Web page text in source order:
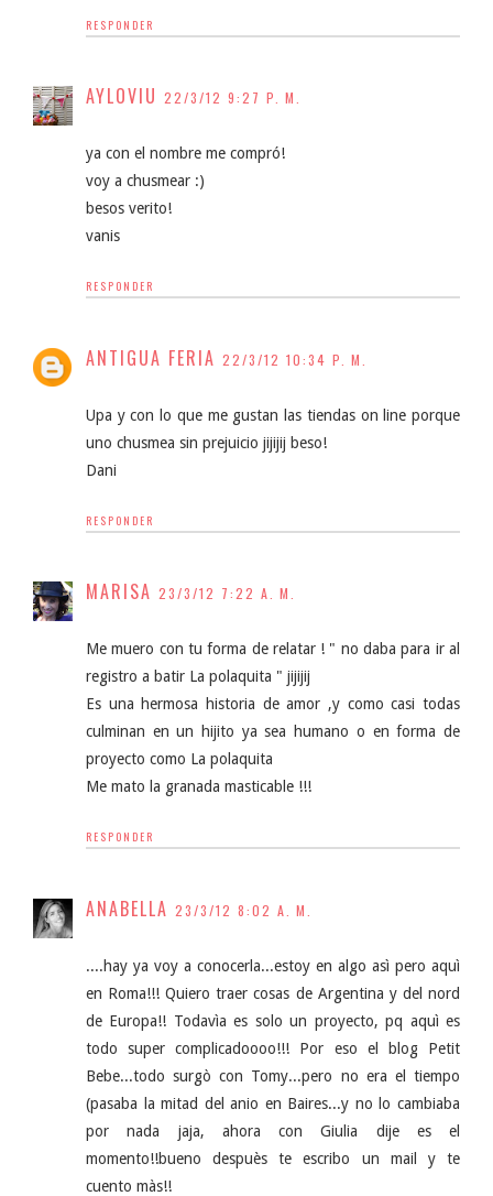
RESPONDER
AYLOVIU 22/3/12 9:27 P. M.
ya con el nombre me compró!
voy a chusmear :)
besos verito!
vanis
RESPONDER
ANTIGUA FERIA 22/3/12 10:34 P. M.
Upa y con lo que me gustan las tiendas on line porque
uno chusmea sin prejuicio jijijij beso!
Dani
RESPONDER
MARISA 23/3/12 7:22 A. M.
Me muero con tu forma de relatar ! " no daba para ir al
registro a batir La polaquita " jijijij
Es una hermosa historia de amor ,y como casi todas
culminan en un hijito ya sea humano o en forma de
proyecto como La polaquita
Me mato la granada masticable !!!
RESPONDER
ANABELLA 23/3/12 8:02 A. M.
....hay ya voy a conocerla...estoy en algo asì pero aquì
en Roma!!! Quiero traer cosas de Argentina y del nord
de Europa!! Todavìa es solo un proyecto, pq aquì es
todo super complicadoooo!!! Por eso el blog Petit
Bebe...todo surgò con Tomy...pero no era el tiempo
(pasaba la mitad del anio en Baires...y no lo cambiaba
por nada jaja, ahora con Giulia dije es el
momento!!bueno despuès te escribo un mail y te
cuento màs!!